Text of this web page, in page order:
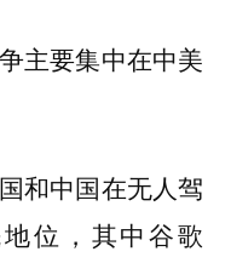
主要集中在中美
和中国在无人驾
位， 其中谷歌